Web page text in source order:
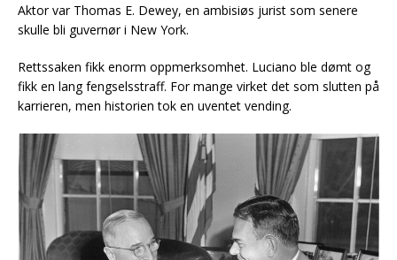
Aktor var Thomas E. Dewey, en ambisiøs jurist som senere
skulle bli guvernør i New York.
Rettssaken fikk enorm oppmerksomhet. Luciano ble dømt og
fikk en lang fengselsstraff. For mange virket det som slutten på
karrieren, men historien tok en uventet vending.